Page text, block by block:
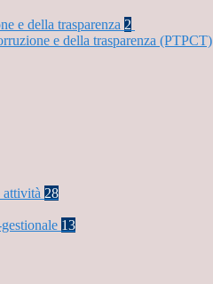
e della trasparenza 2
e della trasparenza (PTPCT)
attività 28
13